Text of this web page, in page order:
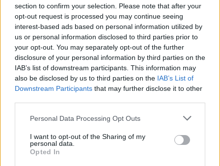
section to confirm your selection. Please note that after your
opt-out request is processed you may continue seeing
interest-based ads based on personal information utilized by
us or personal information disclosed to third parties prior to
your opt-out. You may separately opt-out of the further
disclosure of your personal information by third parties on the
IAB’s list of downstream participants. This information may
also be disclosed by us to third parties on the IAB’s List of
Downstream Participants that may further disclose it to other
Personal Data Processing Opt Outs
I want to opt-out of the Sharing of my
personal data.
Opted In
Ο Αντόνιο Μπαντέρας σε μια σπάνια
εξομολόγηση: «Η καρδιακή προσβολή ήταν
το καλύτερο πράγμα που μου συνέβη»
CELEBRITIES